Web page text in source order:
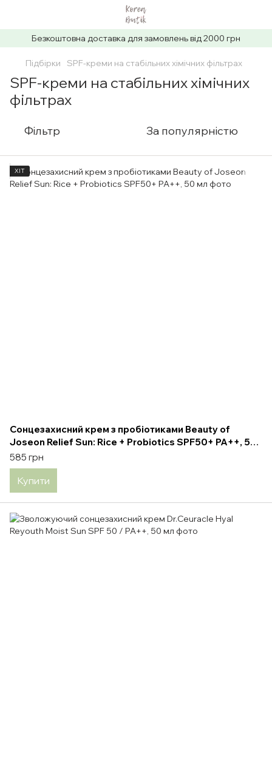
Безкоштовна доставка для замовлень від 2000 грн
Підбірки SPF-креми на стабільних хімічних фільтрах
SPF-креми на стабільних хімічних
фільтрах
Фільтр За популярністю
ХІТ
Сонцезахисний крем з пробіотиками Beauty of
Joseon Relief Sun: Rice + Probiotics SPF50+ PA++, 50
мл
585 грн
Купити